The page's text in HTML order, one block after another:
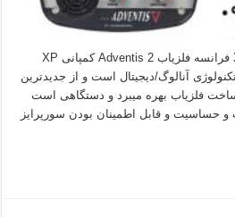
فلزیاب Adventis 2 ساخت XP فرانسه فلزیاب Adventis 2 کمپانی XP
آنالوگ/دیجیتال است و از جدیدترین
فلزیاب بهره میبرد و دستگاهی است
حساسیت و قابل اطمینان بودن سورپرایز